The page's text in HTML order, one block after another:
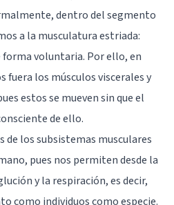
dentro del segmento
a la musculatura estriada:
forma voluntaria. Por ello, en
fuera los músculos viscerales y
estos se mueven sin que el
de ello.
de los subsistemas musculares
pues nos permiten desde la
y la respiración, es decir,
como individuos como especie.